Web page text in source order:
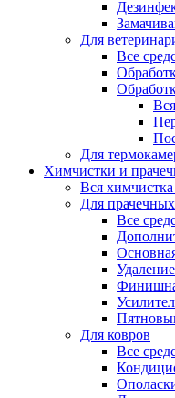
Для
Все
Для
Химчистки и
Вся
Для прачечных
Все
Для ковров
Все